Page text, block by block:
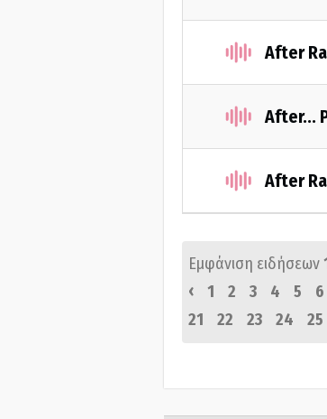
After
After...
After
Εμφάνιση ειδήσεων
‹
1 2 3 4 5 6
21
22 23 24 25